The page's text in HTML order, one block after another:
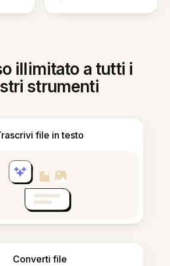
illimitato a tutti i
strumenti
file in testo
Converti file